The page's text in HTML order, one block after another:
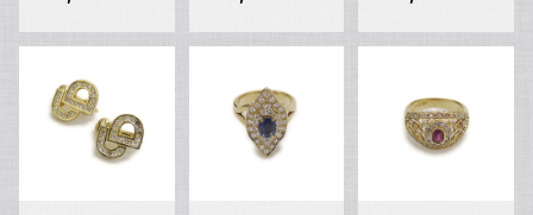
グ 18金 ホワイト
ゴールド ネジ式